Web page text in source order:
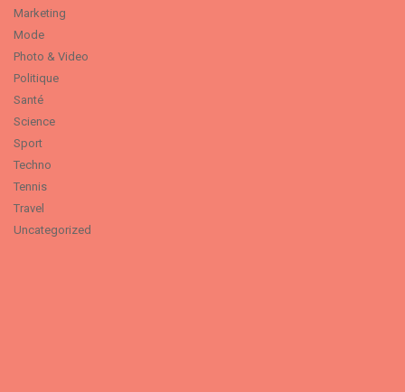
Marketing
Mode
Photo & Video
Politique
Santé
Science
Sport
Techno
Tennis
Travel
Uncategorized